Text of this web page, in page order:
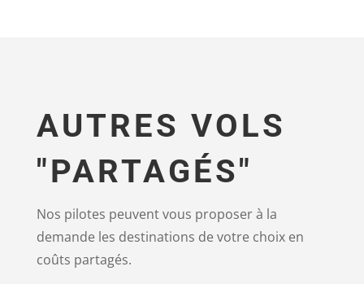
AUTRES VOLS
"PARTAGÉS"
Nos pilotes peuvent vous proposer à la
demande les destinations de votre choix en
coûts partagés.